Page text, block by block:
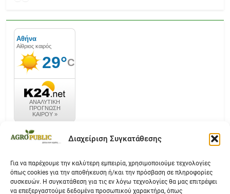
Διαχείριση Συγκατάθεσης
Για να παρέχουμε την καλύτερη εμπειρία, χρησιμοποιούμε τεχνολογίες
όπως cookies για την αποθήκευση ή/και την πρόσβαση σε πληροφορίες
συσκευών. Η συγκατάθεση για τις εν λόγω τεχνολογίες θα μας επιτρέψει
να επεξεργαστούμε δεδομένα προσωπικού χαρακτήρα, όπως
καιρός k24.net
Επικοινωνία